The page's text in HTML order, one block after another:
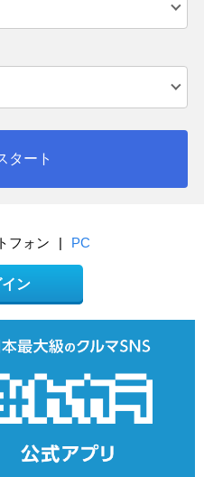
タート
フォン | PC
イン